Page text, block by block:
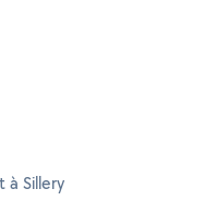
à Sillery